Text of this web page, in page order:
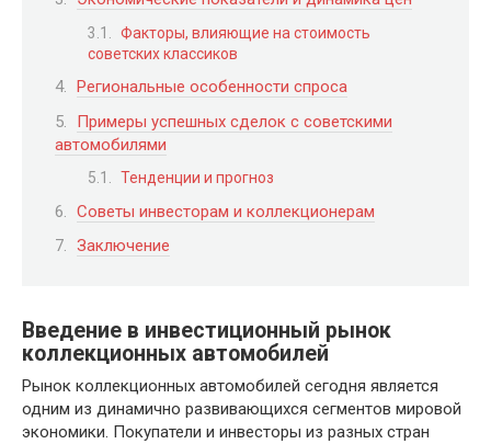
Факторы, влияющие на стоимость
советских классиков
Региональные особенности спроса
Примеры успешных сделок с советскими
автомобилями
Тенденции и прогноз
Советы инвесторам и коллекционерам
Заключение
Введение в инвестиционный рынок
коллекционных автомобилей
Рынок коллекционных автомобилей сегодня является
одним из динамично развивающихся сегментов мировой
экономики. Покупатели и инвесторы из разных стран